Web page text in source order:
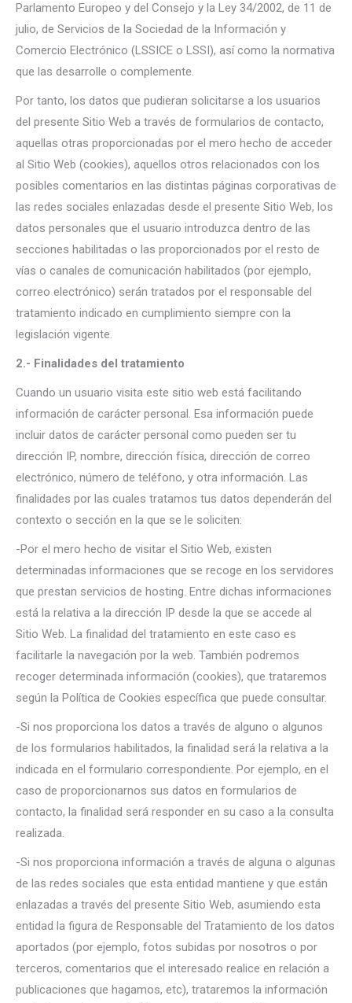
Parlamento Europeo y del Consejo y la Ley 34/2002, de 11 de
julio, de Servicios de la Sociedad de la Información y
Comercio Electrónico (LSSICE o LSSI), así como la normativa
que las desarrolle o complemente.
Por tanto, los datos que pudieran solicitarse a los usuarios
del presente Sitio Web a través de formularios de contacto,
aquellas otras proporcionadas por el mero hecho de acceder
al Sitio Web (cookies), aquellos otros relacionados con los
posibles comentarios en las distintas páginas corporativas de
las redes sociales enlazadas desde el presente Sitio Web, los
datos personales que el usuario introduzca dentro de las
secciones habilitadas o las proporcionados por el resto de
vías o canales de comunicación habilitados (por ejemplo,
correo electrónico) serán tratados por el responsable del
tratamiento indicado en cumplimiento siempre con la
legislación vigente.
2.- Finalidades del tratamiento
Cuando un usuario visita este sitio web está facilitando
información de carácter personal. Esa información puede
incluir datos de carácter personal como pueden ser tu
dirección IP, nombre, dirección física, dirección de correo
electrónico, número de teléfono, y otra información. Las
finalidades por las cuales tratamos tus datos dependerán del
contexto o sección en la que se le soliciten:
-Por el mero hecho de visitar el Sitio Web, existen
determinadas informaciones que se recoge en los servidores
que prestan servicios de hosting. Entre dichas informaciones
está la relativa a la dirección IP desde la que se accede al
Sitio Web. La finalidad del tratamiento en este caso es
facilitarle la navegación por la web. También podremos
recoger determinada información (cookies), que trataremos
según la Política de Cookies específica que puede consultar.
-Si nos proporciona los datos a través de alguno o algunos
de los formularios habilitados, la finalidad será la relativa a la
indicada en el formulario correspondiente. Por ejemplo, en el
caso de proporcionarnos sus datos en formularios de
contacto, la finalidad será responder en su caso a la consulta
realizada.
-Si nos proporciona información a través de alguna o algunas
de las redes sociales que esta entidad mantiene y que están
enlazadas a través del presente Sitio Web, asumiendo esta
entidad la figura de Responsable del Tratamiento de los datos
aportados (por ejemplo, fotos subidas por nosotros o por
terceros, comentarios que el interesado realice en relación a
publicaciones que hagamos, etc), trataremos la información